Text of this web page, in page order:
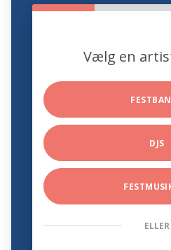
Vælg en
DJS
ELLER